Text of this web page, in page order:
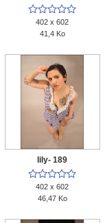

402 x 602
41,4 Ko
lily- 189

402 x 602
46,47 Ko